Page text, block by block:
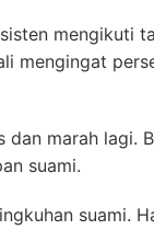
mengikuti
mengingat
dan marah lagi.
suami.
suami.